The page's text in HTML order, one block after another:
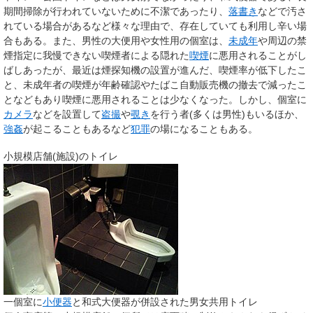
期間掃除が行われていないために不潔であったり、 落書き などで汚さ
れている場合があるなど様々な理由で、存在していても利用し辛い場
合もある。また、男性の大便用や女性用の個室は、 未成年や周辺の禁
煙指定に我慢できない喫煙者による隠れた喫煙に悪用されることがし
ばしあったが、最近は煙探知機の設置が進んだ、喫煙率が低下したこ
と、未成年者の喫煙が年齢確認やたばこ自動販売機の撤去で減ったこ
となどもあり喫煙に悪用されることは少なくなった。しかし、個室に
カメラなどを設置して盗撮や覗き を行う者(多くは男性)もいるほか、
強姦が起こることもあるなど犯罪の場になることもある。
小規模店舗(施設)のトイレ
一個室に小便器と和式大便器が併設された男女共用トイレ